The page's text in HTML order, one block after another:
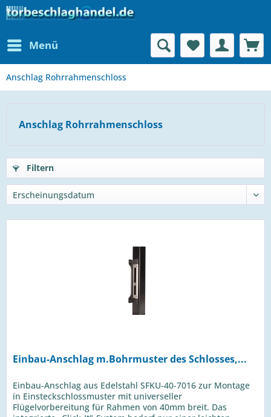
Menü
Anschlag Rohrrahmenschloss
Anschlag Rohrrahmenschloss
Filtern
Einbau-Anschlag m.Bohrmuster des Schlosses,...
Einbau-Anschlag aus Edelstahl SFKU-40-7016 zur Montage
in Einsteckschlossmuster mit universeller
Flügelvorbereitung für Rahmen von 40mm breit. Das